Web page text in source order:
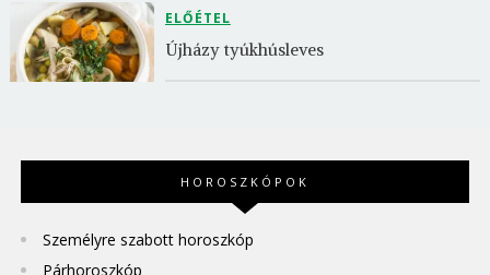
ELŐÉTEL
Újházy tyúkhúsleves
HOROSZKÓPOK
Személyre szabott horoszkóp
Párhoroszkóp